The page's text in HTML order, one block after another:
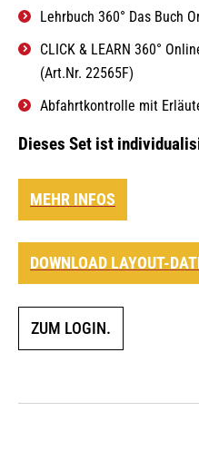
Lehrbuch 360° Das Buch
CLICK & LEARN 360°
(Art.Nr. 22565F)
Abfahrtkontrolle mit
Dieses Set ist
MEHR INFOS
DOWNLOAD LAYOUT-
ZUM LOGIN.